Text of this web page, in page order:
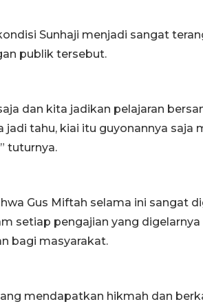
Sunhaji menjadi sangat
publik tersebut.
dan kita jadikan pelajaran
jadi tahu, kiai itu guyonannya saja
tuturnya.
Gus Miftah selama ini sangat
setiap pengajian yang
bagi masyarakat.
mendapatkan hikmah dan